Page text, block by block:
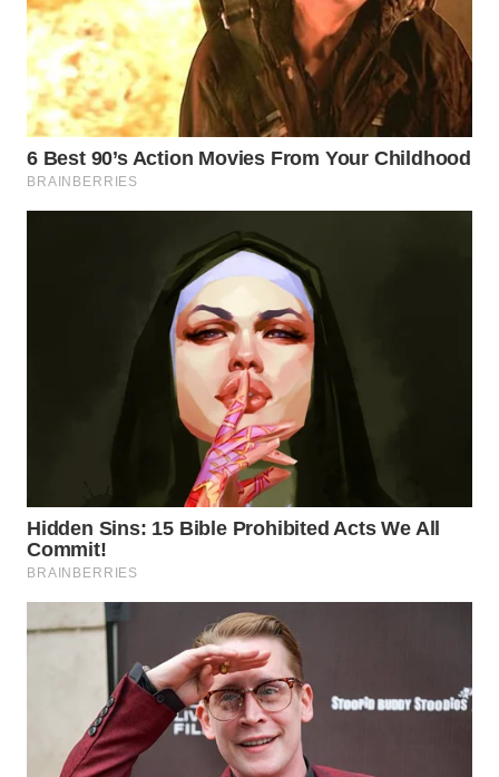
TINGGI
WN
PAKPAK
WN
KARAWANG
TAPANULI
UTARA
SAMOSIR
LAWAS